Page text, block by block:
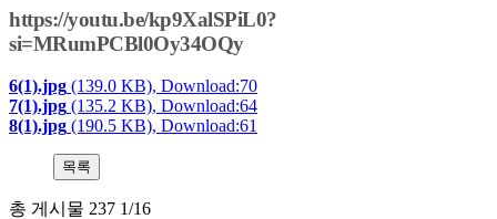
https://youtu.be/kp9XalSPiL0?
si=MRumPCBl0Oy34OQy
6(1).jpg (139.0 KB), Download:70
7(1).jpg (135.2 KB), Download:64
8(1).jpg (190.5 KB), Download:61
총 게시물 237 1/16